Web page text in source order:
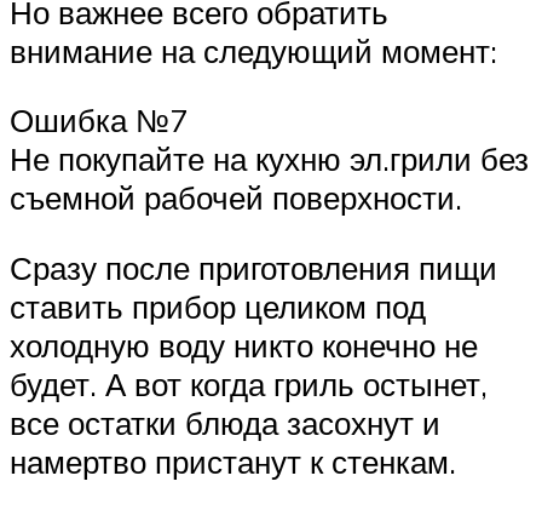
Но важнее всего обратить
внимание на следующий момент:
Ошибка №7
Не покупайте на кухню эл.грили без
съемной рабочей поверхности.
Сразу после приготовления пищи
ставить прибор целиком под
холодную воду никто конечно не
будет. А вот когда гриль остынет,
все остатки блюда засохнут и
намертво пристанут к стенкам.